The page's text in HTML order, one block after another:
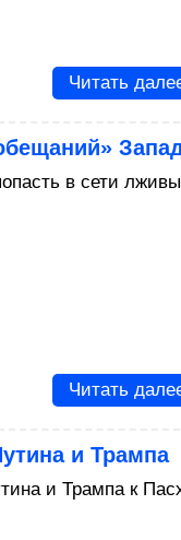
Читать
в сети
Читать
и Трампа
и Трампа к